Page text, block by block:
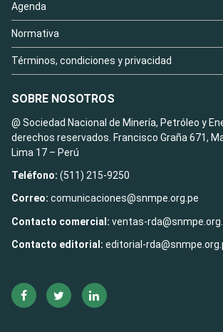
Agenda
Normativa
Términos, condiciones y privacidad
SOBRE NOSOTROS
@ Sociedad Nacional de Minería, Petróleo y
derechos reservados. Francisco Graña 671,
Lima 17 – Perú
Teléfono: (511) 215-9250
Correo: comunicaciones@snmpe.org.pe
Contacto comercial: ventas-
Contacto editorial: editorial-